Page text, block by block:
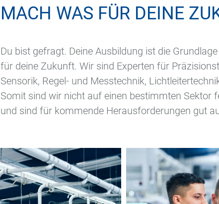
MACH WAS FÜR DEINE
Du bist gefragt. Deine Ausbildung ist die
für deine Zukunft. Wir sind Experten für
Sensorik, Regel- und Messtechnik,
Somit sind wir nicht auf einen bestimmten Sektor
und sind für kommende Herausforderungen gut